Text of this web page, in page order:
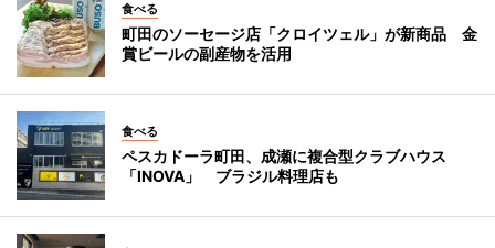
食べる
町田のソーセージ店「クロイツェル」が新商品 金
賞ビールの副産物を活用
食べる
ペスカドーラ町田、成瀬に複合型クラブハウス
「INOVA」 ブラジル料理店も